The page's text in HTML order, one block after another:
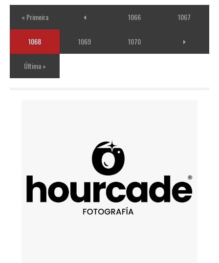
« Primeira 1066 1067
1068 1069 1070
Última »